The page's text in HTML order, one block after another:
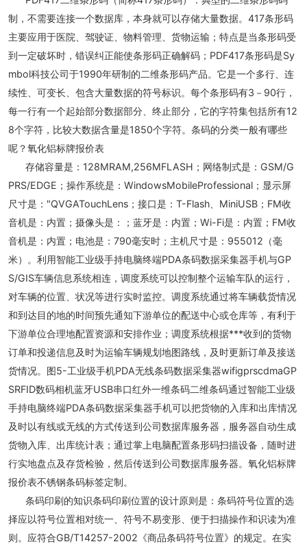
制，不需要连接一个数据库，本身就可以存储大量数据。417条形码
主要应用于医院、驾驶证、物料管理、货物运输；特点是当条形码受
到一定破坏时，错误纠正能使条形码正确解码；PDF417条形码是Sy
mbol科技公司于1990年研制的二维条形码产品。它是一个多行、连
续性、可变长、包含大量数据的符号标识。每个条形码有3－90行，
每一行有一个起始部分数据部分、终止部分，它的字符集包括所有12
8个字符，比较大数据含量是1850个字符。条码的分类一般有哪些
呢？氧化铝标牌报价表
存储容量是：128MRAM,256MFLASH；网络制式是：GSM/G
PRS/EDGE；操作系统是：WindowsMobileProfessional；显示屏
尺寸是："QVGATouchLens；接口是：T-Flash、MiniUSB；FM收
音机是：内置；摄像头是：；蓝牙是：内置；Wi-Fi是：内置；FM收
音机是：内置；电池是：790毫安时；主机尺寸是：955012（毫
米）。利用智能工业级手持电脑终端PDA条码数据采集器手机与GP
S/GIS车辆信息系统相连，调度系统可以控制整个运输车队的运行，
对车辆的位置、状况等进行实时监控。调度系统通过将车辆载货情况
和到达目的地的时间预先通知下游单位的配送中心或仓库等，有利于
下游单位合理地配置资源和安排作业；调度系统根据***收到的货物
订单和投递信息及时为运输车辆规划地图路线，及时更新订单及接送
货情况。图5-工业级手机PDA无线条码数据采集器wifigprscdmaGP
SRFID数码相机蓝牙USB串口红外一维条码二维条码通过智能工业级
手持电脑终端PDA条码数据采集器手机可以把货物的入库和出库情况
及时以有线或无线的方式传送到公司数据库服务器，服务器自动生成
货物入库、出库统计表；通过掌上电脑配置条形码扫描设备，随时进
行实地盘点及存货检验，然后传送到公司数据库服务器。氧化铝标牌
报价表不锈钢条码标签定制。
条码印刷的知识条码印刷位置的设计原则是：条码符号位置的选
择应以符号位置相对统一、符号不易变形、便于扫描操作和识读为准
则。应符合GB/T14257-2002《商品条码符号位置》的规定。在实